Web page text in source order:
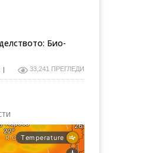
Био-
33,241 ПРЕГЛЕДИ